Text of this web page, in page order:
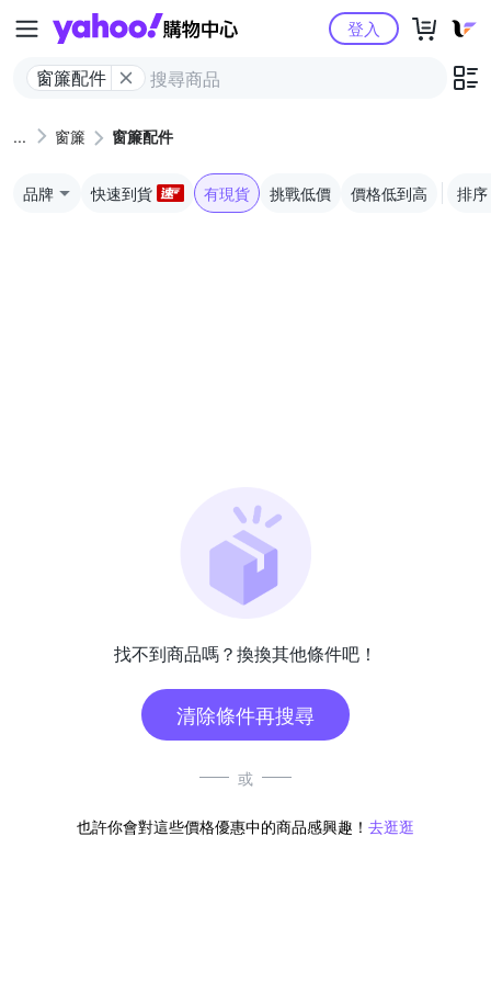
Yahoo購物中心
窗簾配件
登入
窗簾 窗簾配件
品牌 快速到貨 有現貨 挑戰低價 價格低到高 排序
找不到商品嗎？換換其他條件吧！
清除條件再搜尋
或
也許你會對這些價格優惠中的商品感興趣！ 去逛逛